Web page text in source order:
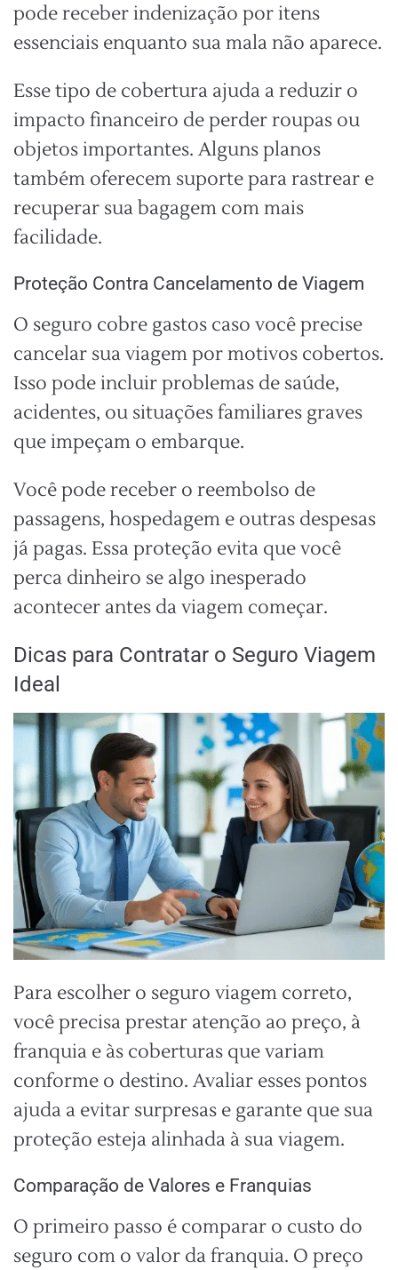
pode receber indenização por itens
essenciais enquanto sua mala não aparece.
Esse tipo de cobertura ajuda a reduzir o
impacto financeiro de perder roupas ou
objetos importantes. Alguns planos
também oferecem suporte para rastrear e
recuperar sua bagagem com mais
facilidade.
Proteção Contra Cancelamento de Viagem
O seguro cobre gastos caso você precise
cancelar sua viagem por motivos cobertos.
Isso pode incluir problemas de saúde,
acidentes, ou situações familiares graves
que impeçam o embarque.
Você pode receber o reembolso de
passagens, hospedagem e outras despesas
já pagas. Essa proteção evita que você
perca dinheiro se algo inesperado
acontecer antes da viagem começar.
Dicas para Contratar o Seguro Viagem
Ideal
Para escolher o seguro viagem correto,
você precisa prestar atenção ao preço, à
franquia e às coberturas que variam
conforme o destino. Avaliar esses pontos
ajuda a evitar surpresas e garante que sua
proteção esteja alinhada à sua viagem.
Comparação de Valores e Franquias
O primeiro passo é comparar o custo do
seguro com o valor da franquia. O preço